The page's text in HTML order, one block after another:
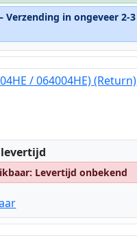
Verzending in ongeveer 2-3
/ 064004HE) (Return)
Levertijd onbekend